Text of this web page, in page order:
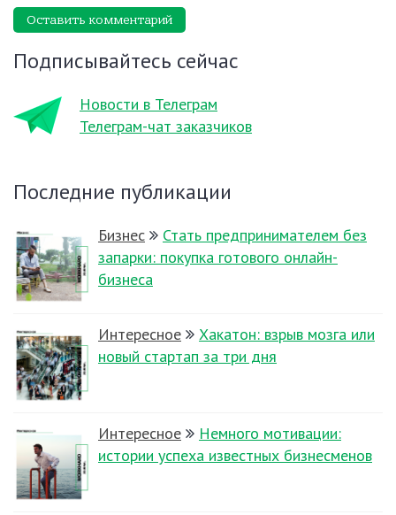
Оставить комментарий
Подписывайтесь сейчас
Новости в Телеграм
Телеграм-чат заказчиков
Последние публикации
Бизнес
Стать предпринимателем без
запарки: покупка готового онлайн-
бизнеса
Интересное
Хакатон: взрыв мозга или
новый стартап за три дня
Интересное
Немного мотивации:
истории успеха известных бизнесменов